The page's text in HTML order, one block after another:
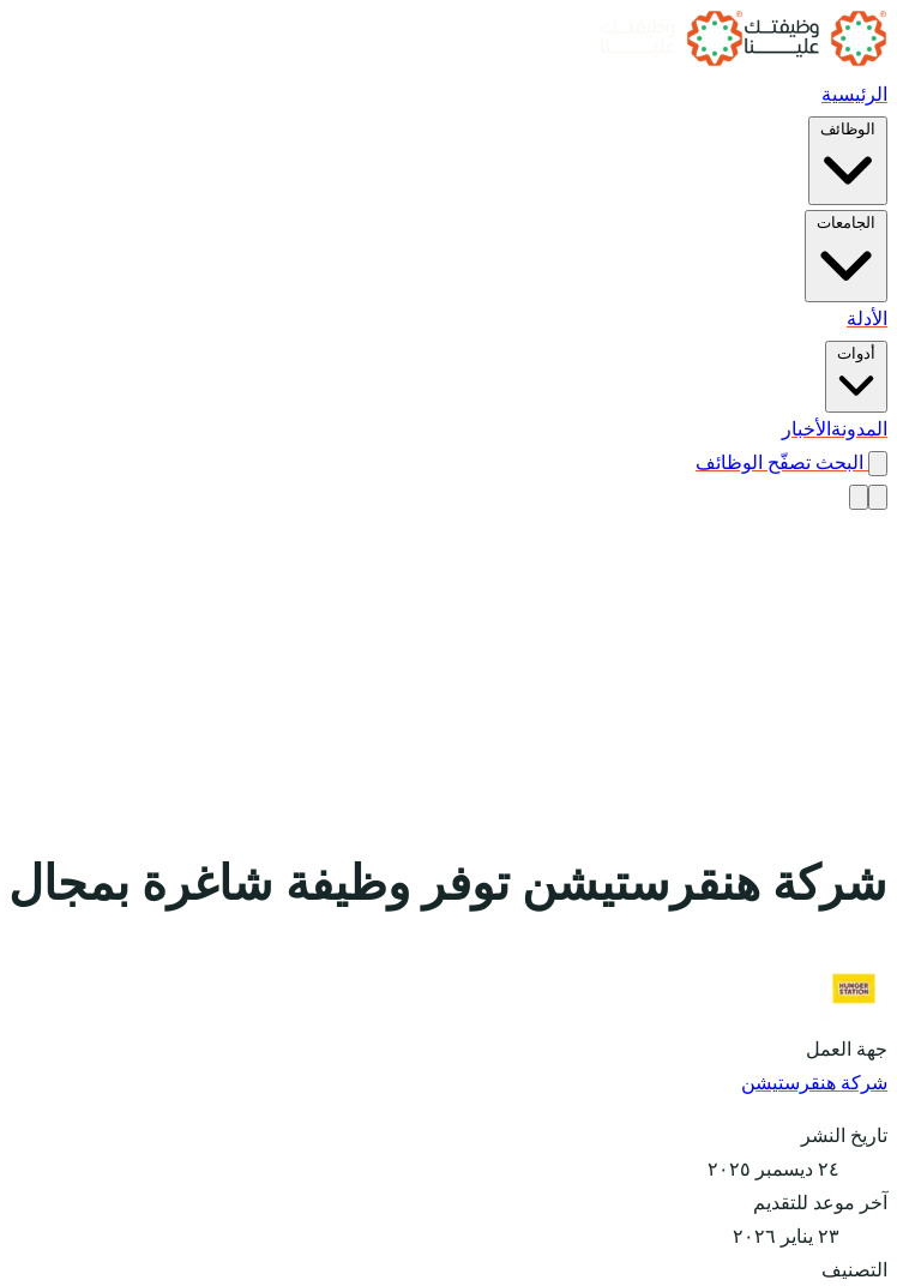
الرئيسية
الوظائف
الجامعات
الأدلة
أدوات
المدونة الأخبار
البحث تصفّح الوظائف
شركة هنقرستيشن توفر وظيفة شاغرة بمجال
جهة العمل
شركة هنقرستيشن
تاريخ النشر
٢٤ ديسمبر ٢٠٢٥
آخر موعد للتقديم
٢٣ يناير ٢٠٢٦
التصنيف